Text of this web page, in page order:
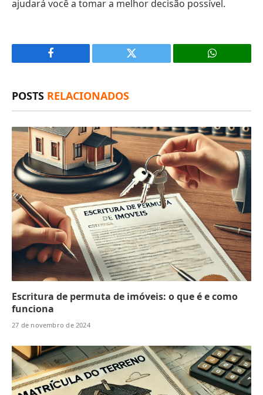
ajudará você a tomar a melhor decisão possível.
Facebook
X
POSTS RELACIONADOS
Escritura de permuta de imóveis: o que é e como
funciona
27 de novembro de 2024